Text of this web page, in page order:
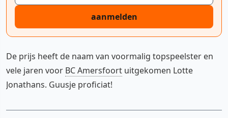
aanmelden
De prijs heeft de naam van voormalig topspeelster en
vele jaren voor BC Amersfoort uitgekomen Lotte
Jonathans. Guusje proficiat!